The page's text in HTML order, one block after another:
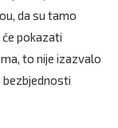
da su tamo
pokazati
to nije izazvalo
bezbjednosti